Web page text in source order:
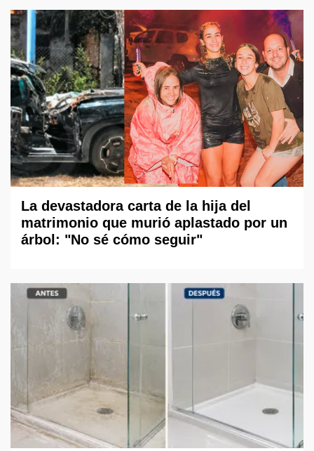
La devastadora carta de la hija del
matrimonio que murió aplastado por un
árbol: "No sé cómo seguir"